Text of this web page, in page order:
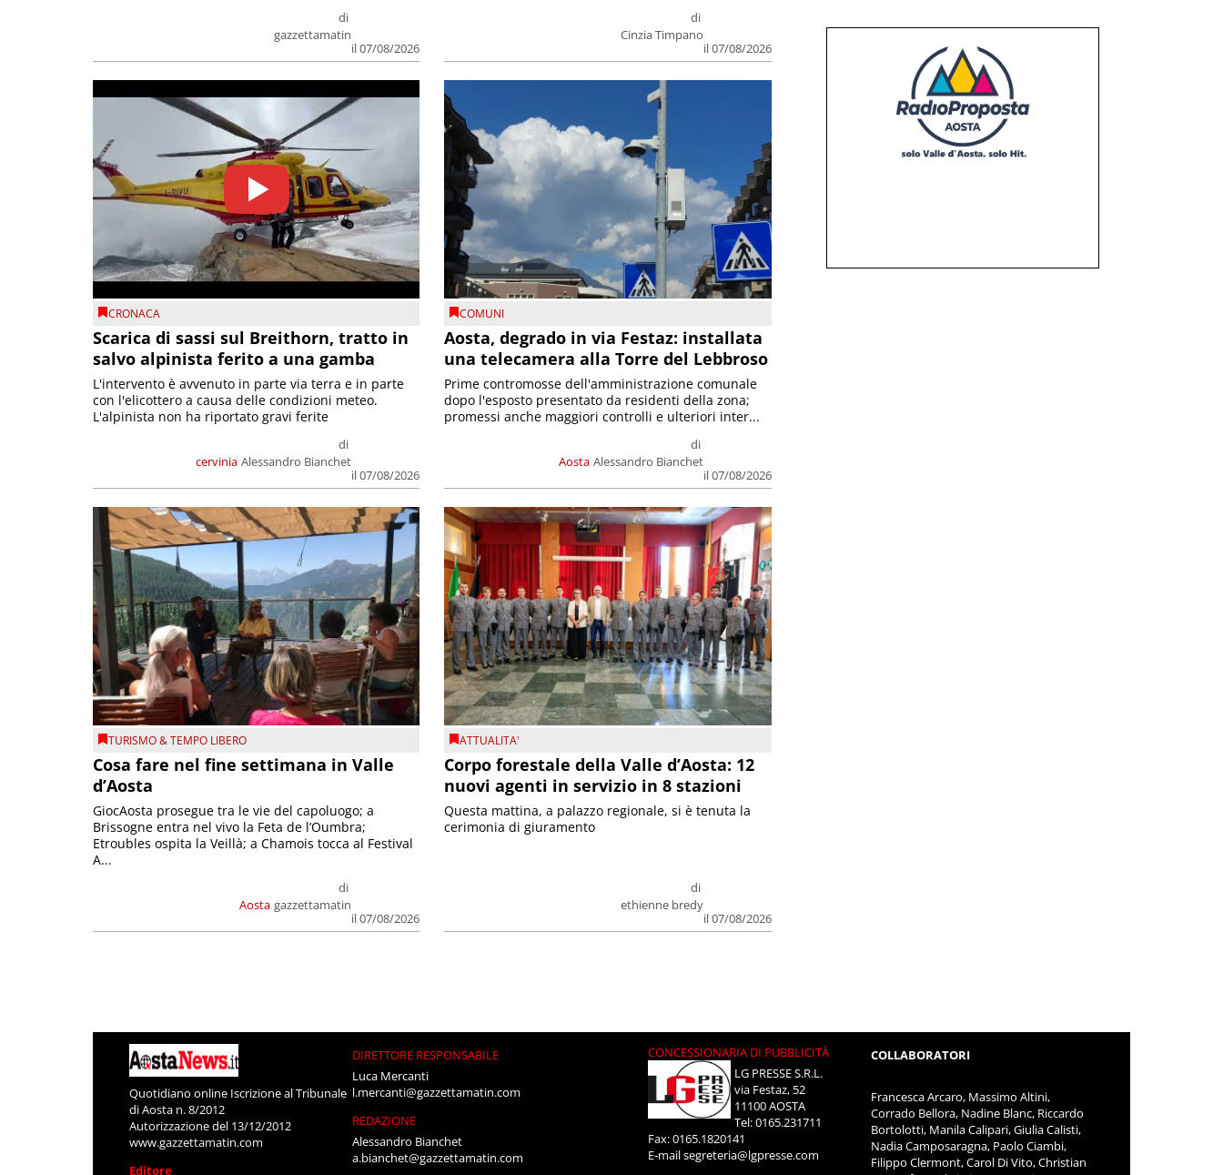
di
gazzettamatin
il 07/08/2026
di
Cinzia Timpano
il 07/08/2026
CRONACA
Scarica di sassi sul Breithorn, tratto in
salvo alpinista ferito a una gamba
cervinia
di
Alessandro Bianchet
il 07/08/2026
L'intervento è avvenuto in parte via terra e in parte
con l'elicottero a causa delle condizioni meteo.
L'alpinista non ha riportato gravi ferite
COMUNI
Aosta, degrado in via Festaz: installata
una telecamera alla Torre del Lebbroso
Aosta
di
Alessandro Bianchet
il 07/08/2026
Prime contromosse dell'amministrazione comunale
dopo l'esposto presentato da residenti della zona;
promessi anche maggiori controlli e ulteriori inter...
TURISMO & TEMPO LIBERO
Cosa fare nel fine settimana in Valle
d’Aosta
Aosta
di
gazzettamatin
il 07/08/2026
GiocAosta prosegue tra le vie del capoluogo; a
Brissogne entra nel vivo la Feta de l’Oumbra;
Etroubles ospita la Veillà; a Chamois tocca al Festival
A...
ATTUALITA'
Corpo forestale della Valle d’Aosta: 12
nuovi agenti in servizio in 8 stazioni
di
ethienne bredy
il 07/08/2026
Questa mattina, a palazzo regionale, si è tenuta la
cerimonia di giuramento
Quotidiano online Iscrizione al Tribunale
di Aosta n. 8/2012
Autorizzazione del 13/12/2012
www.gazzettamatin.com
Editore
DIRETTORE RESPONSABILE
Luca Mercanti
l.mercanti@gazzettamatin.com
REDAZIONE
Alessandro Bianchet
a.bianchet@gazzettamatin.com
CONCESSIONARIA DI PUBBLICITÀ
LG PRESSE S.R.L.
via Festaz, 52
11100 AOSTA
Tel: 0165.231711
Fax: 0165.1820141
E-mailsegreteria@lgpresse.com
COLLABORATORI
Francesca Arcaro, Massimo Altini,
Corrado Bellora, Nadine Blanc, Riccardo
Bortolotti, Manila Calipari, Giulia Calisti,
Nadia Camposaragna, Paolo Ciambi,
Filippo Clermont, Carol Di Vito, Christian